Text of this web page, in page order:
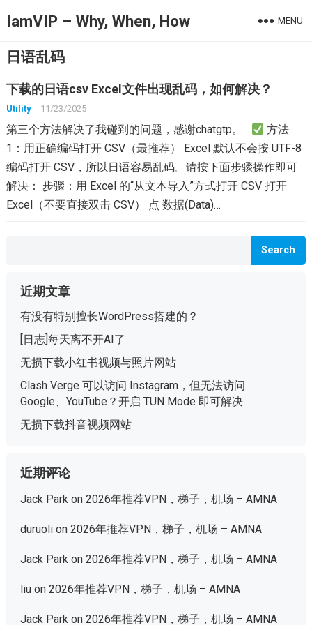
IamVIP – Why, When, How MENU
日语乱码
下载的日语csv Excel文件出现乱码，如何解决？
Utility 11/23/2025
第三个方法解决了我碰到的问题，感谢chatgtp。
方法
1：用正确编码打开 CSV（最推荐） Excel 默认不会按 UTF-8
编码打开 CSV，所以日语容易乱码。请按下面步骤操作即可
解决： 步骤：用 Excel 的“从文本导入”方式打开 CSV 打开
Excel（不要直接双击 CSV） 点 数据(Data)…
Search
近期文章
有没有特别擅长WordPress搭建的？
[日志]每天离不开AI了
无损下载小红书视频与照片网站
Clash Verge 可以访问 Instagram，但无法访问
Google、YouTube？开启 TUN Mode 即可解决
无损下载抖音视频网站
近期评论
Jack Parkon 2026年推荐VPN，梯子，机场 – AMNA
duruolion 2026年推荐VPN，梯子，机场 – AMNA
Jack Parkon 2026年推荐VPN，梯子，机场 – AMNA
liuon 2026年推荐VPN，梯子，机场 – AMNA
Jack Parkon 2026年推荐VPN，梯子，机场 – AMNA